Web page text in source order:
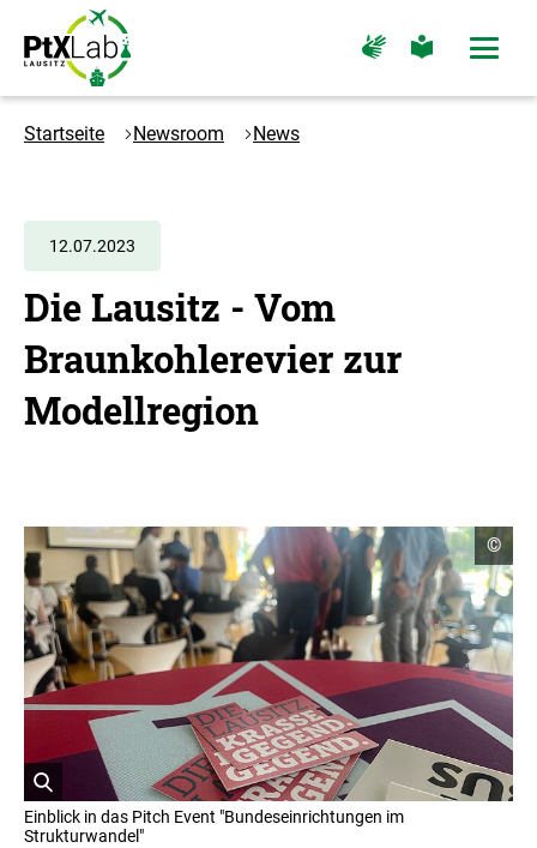
Hauptinhalt
springen
Hauptnavigation
springen
Logo
PtXLab
Startseite
Zur
Seite
Zur
Seite
Menü
Startseite Newsroom News
12.07.2023
Die Lausitz - Vom
Braunkohlerevier zur
Modellregion
ö
f
C
o
p
y
r
g
h
t
I
n
o
r
©
Einblick in das Pitch Event "Bundeseinrichtungen im
Strukturwandel"